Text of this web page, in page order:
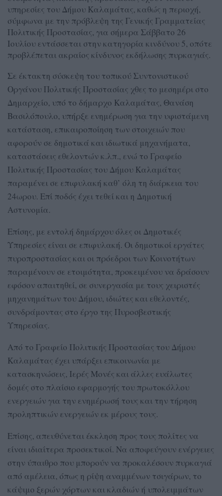
υπηρεσίες του Δήμου Καλαμάτας, καθώς η περιοχή,
σύμφωνα με την πρόβλεψη της Γενικής Γραμματείας
Πολιτικής Προστασίας, για σήμερα Σάββατο 26
Ιουλίου εντάσσεται στην κατηγορία κινδύνου 5, οπότε
προβλέπεται ακραίος κίνδυνος εκδήλωσης πυρκαγιάς.
Σε έκτακτη σύσκεψη του τοπικού Συντονιστικού
Οργάνου Πολιτικής Προστασίας χθες το μεσημέρι στο
Δημαρχείο, υπό το δήμαρχο Καλαμάτας, Θανάση
Βασιλόπουλο, υπήρξε ενημέρωση για την υφιστάμενη
κατάσταση, επικαιροποίηση των στοιχειών που
αφορούν σε δημοτικά και ιδιωτικά μηχανήματα,
καταστάσεις εθελοντών κ.λπ., ενώ το Γραφείο
Πολιτικής Προστασίας του Δήμου Καλαμάτας
παραμένει σε επιφυλακή καθ’ όλη τη διάρκεια του
24ωρου. Επί ποδός έχει τεθεί και η Δημοτική
Αστυνομία.
Επίσης, με εντολή δημάρχου όλες οι Δημοτικές
Υπηρεσίες είναι σε επιφυλακή. Οι δημοτικοί εργάτες
πυροπροστασίας και οι πρόεδροι των Κοινοτήτων
παραμένουν σε ετοιμότητα, προκειμένου να δράσουν
εφόσον απαιτηθεί, σε συνεργασία με τους χειριστές
μηχανημάτων του Δήμου, ιδιώτες και εθελοντές,
συνδράμοντας στο έργο της Πυροσβεστικής
Υπηρεσίας.
Από το Γραφείο Πολιτικής Προστασίας του Δήμου
Καλαμάτας έχει υπάρξει επικοινωνία με
κατασκηνώσεις, Ιερές Μονές και άλλες ευάλωτες
δομές στο πλαίσιο εφαρμογής του πρωτοκόλλου
ενεργειών για την ενημέρωσή τους και την τήρηση
προληπτικών ενεργειών εκ μέρους τους.
Επίσης, απευθύνεται έκκληση προς τους πολίτες να
είναι ιδιαίτερα προσεκτικοί. Να αποφεύγουν ενέργειες
στην ύπαιθρο που μπορούν να προκαλέσουν πυρκαγιά
από αμέλεια, όπως η ρίψη αναμμένων τσιγάρων, το
κάψιμο ξερών χόρτων και κλαδιών ή υπολειμμάτων